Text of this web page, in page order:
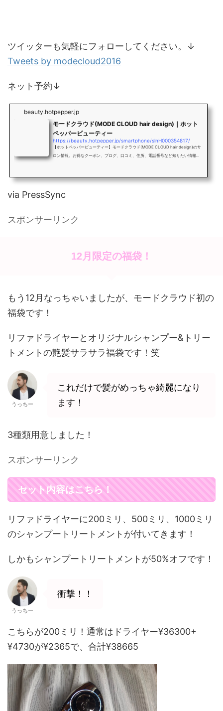
ツイッターも気軽にフォローしてください。↓
Tweets by modecloud2016
ネット予約↓
beauty.hotpepper.jp
モードクラウド(MODE CLOUD hair design)｜ホット
ペッパービューティー
https://beauty.hotpepper.jp/smartphone/slnH000354817/
【ホットペッパービューティー】モードクラウド(MODE CLOUD hair design)のサ
ロン情報。お得なクーポン、ブログ、口コミ、住所、電話番号など知りたい情報満
via PressSync
スポンサーリンク
12月限定の福袋！
もう12月なっちゃいましたが、モードクラウド初の
福袋です！
リファドライヤーとオリジナルシャンプー&トリー
トメントの艶髪サラサラ福袋です！笑
うっちー
これだけで髪がめっちゃ綺麗になり
ます！
3種類用意しました！
スポンサーリンク
セット内容はこちら！
リファドライヤーに200ミリ、500ミリ、1000ミリ
のシャンプートリートメントが付いてきます！
しかもシャンプートリートメントが50%オフです！
うっちー
衝撃！！
こちらが200ミリ！通常はドライヤー¥36300+
¥4730が¥2365で、合計¥38665